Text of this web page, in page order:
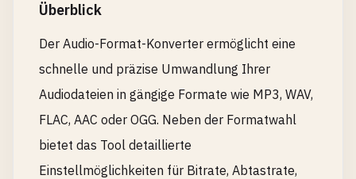
Überblick
Der Audio-Format-Konverter ermöglicht eine
schnelle und präzise Umwandlung Ihrer
Audiodateien in gängige Formate wie MP3, WAV,
FLAC, AAC oder OGG. Neben der Formatwahl
bietet das Tool detaillierte
Einstellmöglichkeiten für Bitrate, Abtastrate,